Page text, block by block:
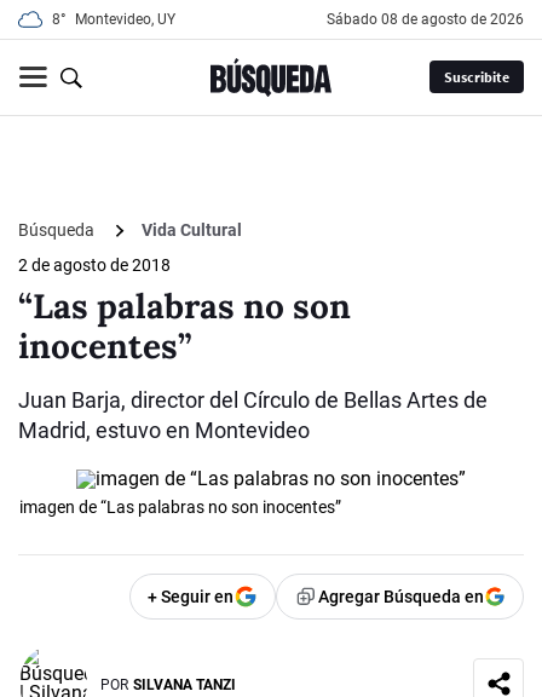
8° Montevideo, UY sábado 08 de agosto de 2026
Suscribite
Búsqueda
Vida Cultural
2 de agosto de 2018
“Las palabras no son
inocentes”
Juan Barja, director del Círculo de Bellas Artes de
Madrid, estuvo en Montevideo
imagen de “Las palabras no son inocentes”
+ Seguir en Agregar Búsqueda en
POR SILVANA TANZI